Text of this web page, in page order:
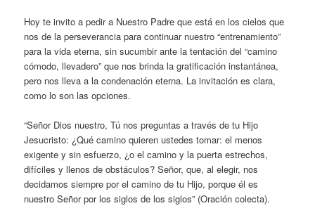
Hoy te invito a pedir a Nuestro Padre que está en los cielos que
nos de la perseverancia para continuar nuestro “entrenamiento”
para la vida eterna, sin sucumbir ante la tentación del “camino
cómodo, llevadero” que nos brinda la gratificación instantánea,
pero nos lleva a la condenación eterna. La invitación es clara,
como lo son las opciones.
“Señor Dios nuestro, Tú nos preguntas a través de tu Hijo
Jesucristo: ¿Qué camino quieren ustedes tomar: el menos
exigente y sin esfuerzo, ¿o el camino y la puerta estrechos,
difíciles y llenos de obstáculos? Señor, que, al elegir, nos
decidamos siempre por el camino de tu Hijo, porque él es
nuestro Señor por los siglos de los siglos” (Oración colecta).